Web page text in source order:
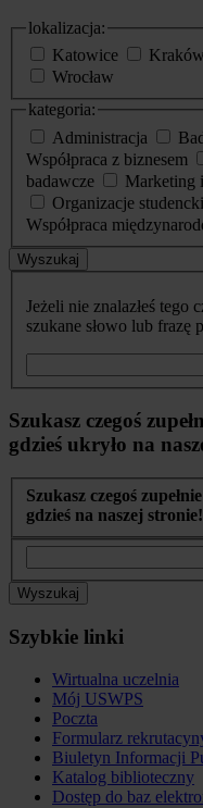
lokalizacja:
Katowice
Kraków
Wrocław
kategoria:
Administracja
Współpraca z biznesem
badawcze
Marketing
Organizacje
Współpraca
Wyszukaj
Jeżeli nie znalazłeś tego
szukane słowo lub frazę
Szukasz czegoś
gdzieś ukryło na
Szukasz czegoś
gdzieś na naszej stronie!
Wyszukaj
Szybkie linki
Wirtualna uczelnia
Mój USWPS
Poczta
Formularz
Biuletyn Informacji
Katalog biblioteczny
Dostęp do baz